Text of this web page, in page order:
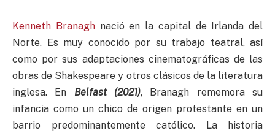
Kenneth Branaghnació en la capital de Irlanda del
Norte. Es muy conocido por su trabajo teatral, así
como por sus adaptaciones cinematográficas de las
obras de Shakespeare y otros clásicos de la literatura
inglesa. En Belfast (2021), Branagh rememora su
infancia como un chico de origen protestante en un
barrio predominantemente católico. La historia